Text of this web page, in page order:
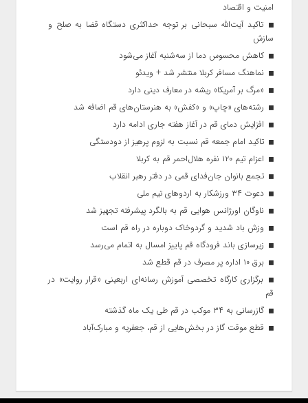
امنیت و اقتصاد
تاکید آیت‌الله‌ سبحانی بر توجه حداکثری دستگاه قضا به صلح و
سازش
کاهش محسوس دما از سه‌شنبه آغاز می‌شود
نماهنگ مسافر کربلا منتشر شد + ویدئو
«مرگ بر آمریکا» ریشه در معارف دینی دارد
رشته‌های «چاپ» و «کفش» به هنرستان‌های قم اضافه شد
افزایش دمای قم در آغاز هفته جاری ادامه دارد
تاکید امام جمعه قم نسبت به لزوم پرهیز از دودستگی
اعزام تیم ۱۲۰ نفره هلال‌احمر قم به کربلا
تجمع بانوان جان‌فدای قمی در دفتر رهبر انقلاب
دعوت ۳۴ ورزشکار به اردوهای تیم ملی
ناوگان اورژانس هوایی قم به بالگرد پیشرفته تجهیز شد
وزش باد شدید و گردوخاک دوباره در راه قم است
زیرسازی باند فرودگاه قم پاییز امسال به اتمام می‌رسد
برق ۱۰ اداره پر مصرف در قم قطع شد
برگزاری کارگاه تخصصی آموزش رسانه‌ای اربعینی «قرار روایت» در
قم
گازرسانی به ۳۴ موکب در قم طی یک ماه گذشته
قطع موقت گاز در بخش‌هایی از قم، جعفریه و مبارک‌آباد